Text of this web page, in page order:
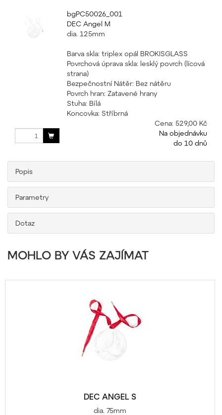
bgPC50026_001
DEC Angel M
dia. 125mm
Barva skla: triplex opál BROKISGLASS
Povrchová úprava skla: lesklý povrch (lícová
strana)
Bezpečnostní Nátěr: Bez nátěru
Povrch hran: Zatavené hrany
Stuha: Bílá
Koncovka: Stříbrná
Cena: 529,00 Kč
Na objednávku
do 10 dnů
Popis
Parametry
Dotaz
MOHLO BY VÁS ZAJÍMAT
DEC ANGEL S
dia. 75mm